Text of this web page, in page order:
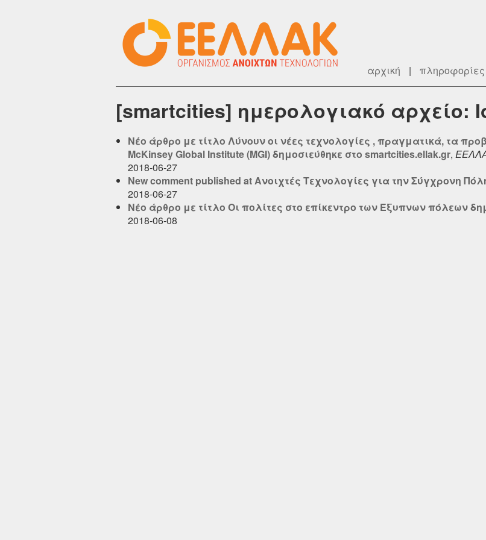
αρχική | πληροφορίες
[smartcities] ημερολογιακό αρχείο:
Νέο άρθρο με τίτλο Λύνουν οι νέες τεχνολογίες , πραγματικά, τα
McKinsey Global Institute (MGI) δημοσιεύθηκε στο smartcities.ellak.gr,
2018-06-27
New comment published at Ανοιχτές Τεχνολογίες για την Σύγχρονη
2018-06-27
Νέο άρθρο με τίτλο Οι πολίτες στο επίκεντρο των Έξυπνων πόλεων
2018-06-08